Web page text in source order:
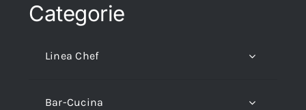
Categorie
Linea Chef
Bar-Cucina